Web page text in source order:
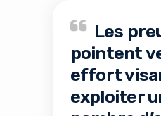
Les
pointent
effort
exploiter